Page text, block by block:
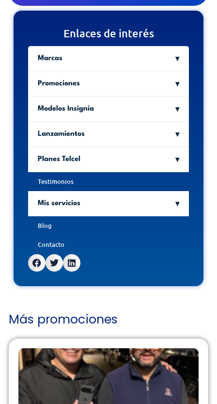
Enlaces de interés
Marcas
Promociones
Modelos Insignia
Lanzamientos
Planes Telcel
Testimonios
Mis servicios
Blog
Contacto
Más promociones